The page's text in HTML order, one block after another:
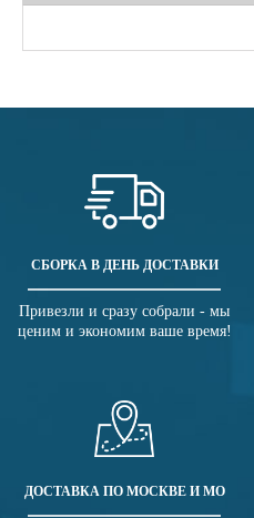
СБОРКА В ДЕНЬ ДОСТАВКИ
Привезли и сразу собрали - мы
ценим и экономим ваше время!
ДОСТАВКА ПО МОСКВЕ И МО